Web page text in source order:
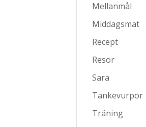
Mellanmål
Middagsmat
Recept
Resor
Sara
Tankevurpor
Träning